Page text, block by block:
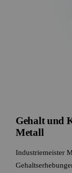
Gehalt und
Metall
Industriemeister